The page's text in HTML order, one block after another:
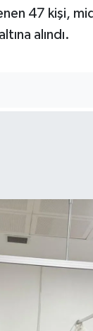
47 kişi,
alındı.